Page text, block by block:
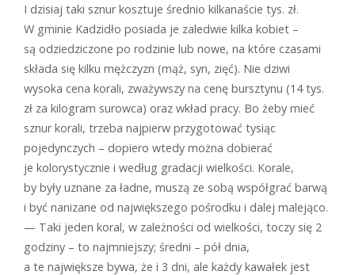
I dzisiaj taki sznur kosztuje średnio kilkanaście tys. zł.
W gminie Kadzidło posiada je zaledwie kilka kobiet –
są odziedziczone po rodzinie lub nowe, na które czasami
składa się kilku mężczyzn (mąż, syn, zięć). Nie dziwi
wysoka cena korali, zważywszy na cenę bursztynu (14 tys.
zł za kilogram surowca) oraz wkład pracy. Bo żeby mieć
sznur korali, trzeba najpierw przygotować tysiąc
pojedynczych – dopiero wtedy można dobierać
je kolorystycznie i według gradacji wielkości. Korale,
by były uznane za ładne, muszą ze sobą współgrać barwą
i być nanizane od największego pośrodku i dalej malejąco.
— Taki jeden koral, w zależności od wielkości, toczy się 2
godziny – to najmniejszy; średni – pół dnia,
a te największe bywa, że i 3 dni, ale każdy kawałek jest